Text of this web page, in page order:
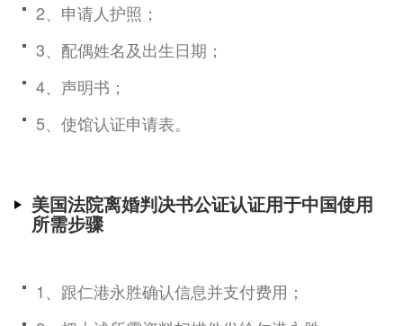
2、申请人护照；
3、配偶姓名及出生日期；
4、声明书；
5、使馆认证申请表。
美国法院离婚判决书公证认证用于中国使用
所需步骤
1、跟仁港永胜确认信息并支付费用；